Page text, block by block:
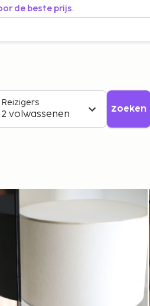
de beste prijs.
Reizigers
2 volwassenen Zoeken